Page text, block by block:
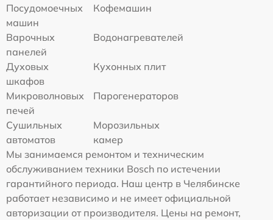
Посудомоечных
машин
Кофемашин
Варочных
панелей
Водонагревателей
Духовых
шкафов
Кухонных плит
Микроволновых
печей
Парогенераторов
Сушильных
автоматов
Морозильных
камер
Мы занимаемся ремонтом и техническим
обслуживанием техники Bosch по истечении
гарантийного периода. Наш центр в Челябинске
работает независимо и не имеет официальной
авторизации от производителя. Цены на ремонт,